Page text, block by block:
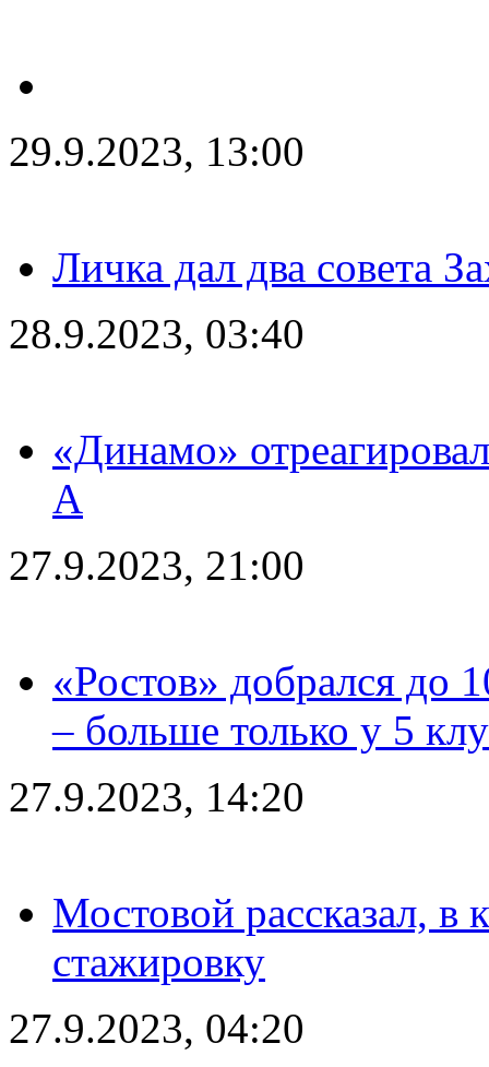
29.9.2023, 13:00
Личка дал два совета
28.9.2023, 03:40
«Динамо»
А
27.9.2023, 21:00
«Ростов» добрался до
– больше только у 5
27.9.2023, 14:20
Мостовой рассказал, в
стажировку
27.9.2023, 04:20